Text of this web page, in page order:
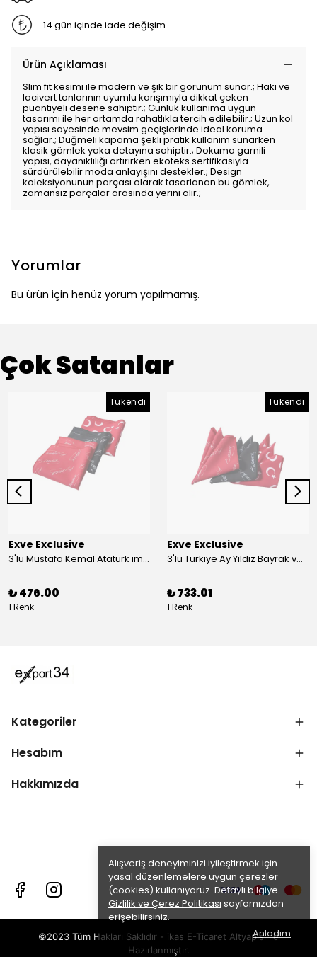
Alışveriş deneyiminizi iyileştirmek için
yasal düzenlemelere uygun çerezler
(cookies) kullanıyoruz. Detaylı bilgiye
Gizlilik ve Çerez Politikası sayfamızdan
erişebilirsiniz.
Anladım
14 gün içinde iade değişim
Ürün Açıklaması
Slim fit kesimi ile modern ve şık bir görünüm sunar.; Haki ve
lacivert tonlarının uyumlu karışımıyla dikkat çeken
puantiyeli desene sahiptir.; Günlük kullanıma uygun
tasarımı ile her ortamda rahatlıkla tercih edilebilir.; Uzun kol
yapısı sayesinde mevsim geçişlerinde ideal koruma
sağlar.; Düğmeli kapama şekli pratik kullanım sunarken
klasik gömlek yaka detayına sahiptir.; Dokuma garnili
yapısı, dayanıklılığı artırırken ekoteks sertifikasıyla
sürdürülebilir moda anlayışını destekler.; Design
koleksiyonunun parçası olarak tasarlanan bu gömlek,
zamansız parçalar arasında yerini alır.;
Yorumlar
Bu ürün için henüz yorum yapılmamış.
Çok Satanlar
Tükendi
Exve Exclusive
3'lü Mustafa Kemal Atatürk imzalı ve Türkiye Ay Yıldız Bayraklı Kadın Fular Seti
₺ 476.00
1 Renk
Tükendi
Exve Exclusive
3'lü Türkiye Ay Yıldız Bayrak ve Mustafa Kemal Atatürk imzalı Kırmızı Siyah Yaka Mendili Seti
₺ 733.01
1 Renk
Kategoriler
Hesabım
Hakkımızda
©2023 Tüm Hakları Saklıdır - ikas E-Ticaret Altyapısı ile
Hazırlanmıştır.